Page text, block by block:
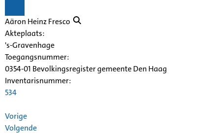
Aäron HeinzFresco
Akteplaats:
's-Gravenhage
Toegangsnummer:
0354-01 Bevolkingsregister gemeente Den Haag
Inventarisnummer:
534
Vorige
Volgende